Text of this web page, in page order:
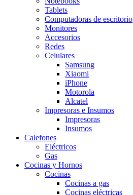
Tablets
Computadoras de escritorio
Monitores
Accesorios
Redes
Celulares
Samsung
Xiaomi
iPhone
Motorola
Alcatel
Impresoras e Insumos
Impresoras
Insumos
Calefones
Eléctricos
Gas
Cocinas y Hornos
Cocinas
Cocinas a gas
Cocinas eléctricas